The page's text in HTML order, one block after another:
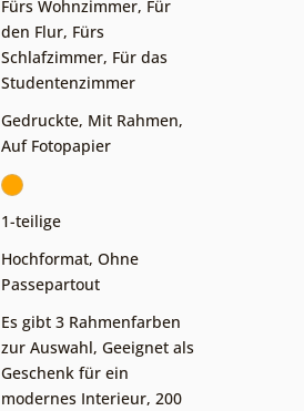
Fürs Wohnzimmer, Für
den Flur, Fürs
Schlafzimmer, Für das
Studentenzimmer
Gedruckte, Mit Rahmen,
Auf Fotopapier
1-teilige
Hochformat, Ohne
Passepartout
Es gibt 3 Rahmenfarben
zur Auswahl, Geeignet als
Geschenk für ein
modernes Interieur, 200